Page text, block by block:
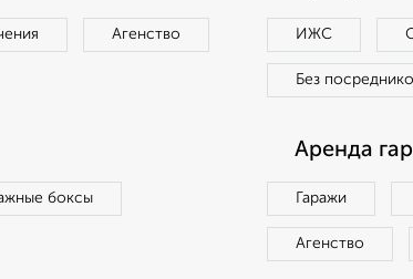
Агенство ИЖС
Без
боксы
Аренда
Гаражи
Агенство